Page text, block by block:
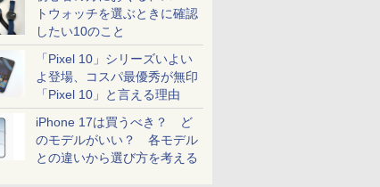
トウォッチを選ぶときに確認
したい10のこと
「Pixel 10」シリーズいよい
よ登場、コスパ最優秀が無印
「Pixel 10」と言える理由
iPhone 17は買うべき？ ど
のモデルがいい？ 各モデル
との違いから選び方を考える